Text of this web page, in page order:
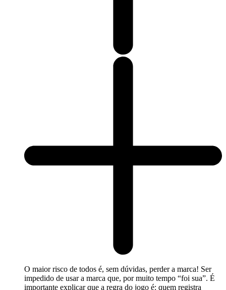
O maior risco de todos é, sem dúvidas, perder a marca! Ser
impedido de usar a marca que, por muito tempo “foi sua”. É
importante explicar que a regra do jogo é: quem registra